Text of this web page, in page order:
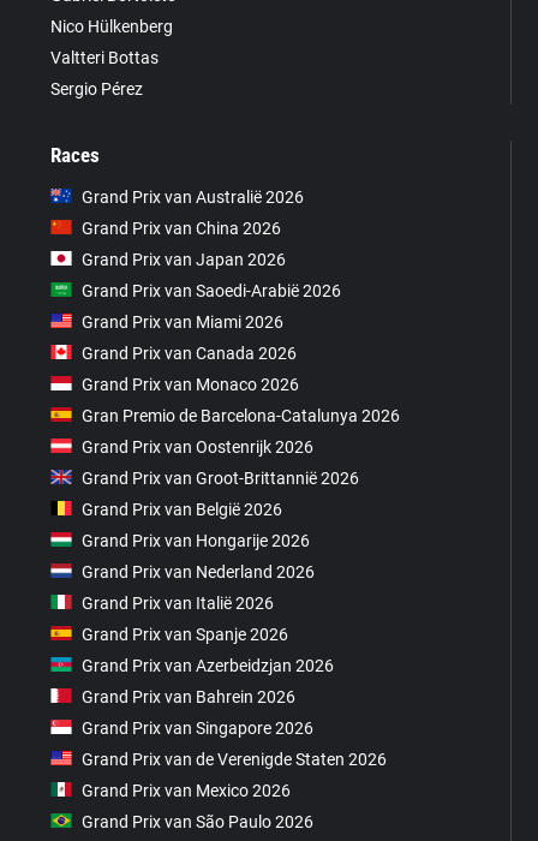
Nico Hülkenberg
Valtteri Bottas
Sergio Pérez
Races
Grand Prix van Australië 2026
Grand Prix van China 2026
Grand Prix van Japan 2026
Grand Prix van Saoedi-Arabië 2026
Grand Prix van Miami 2026
Grand Prix van Canada 2026
Grand Prix van Monaco 2026
Gran Premio de Barcelona-Catalunya 2026
Grand Prix van Oostenrijk 2026
Grand Prix van Groot-Brittannië 2026
Grand Prix van België 2026
Grand Prix van Hongarije 2026
Grand Prix van Nederland 2026
Grand Prix van Italië 2026
Grand Prix van Spanje 2026
Grand Prix van Azerbeidzjan 2026
Grand Prix van Bahrein 2026
Grand Prix van Singapore 2026
Grand Prix van de Verenigde Staten 2026
Grand Prix van Mexico 2026
Grand Prix van São Paulo 2026